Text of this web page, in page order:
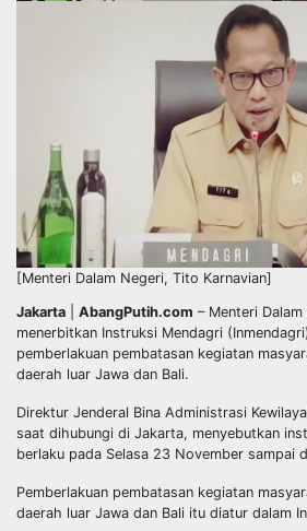
[Menteri Dalam Negeri, Tito Karnavian]
Jakarta AbangPutih.com – Menteri
menerbitkan Instruksi Mendagri
pemberlakuan pembatasan kegiatan
daerah luar Jawa dan Bali.
Direktur Jenderal Bina Administrasi
saat dihubungi di Jakarta, menyebutkan
berlaku pada Selasa 23 November sampai
Pemberlakuan pembatasan kegiatan
daerah luar Jawa dan Bali itu diatur dalam